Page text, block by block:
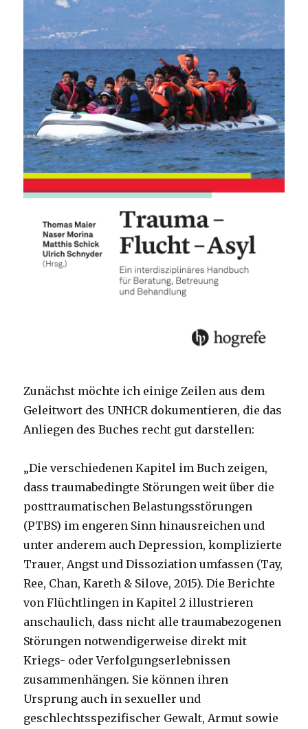
Zunächst möchte ich einige Zeilen aus dem
Geleitwort des UNHCR dokumentieren, die das
Anliegen des Buches recht gut darstellen:
„Die verschiedenen Kapitel im Buch zeigen,
dass traumabedingte Störungen weit über die
posttraumatischen Belastungsstörungen
(PTBS) im engeren Sinn hinausreichen und
unter anderem auch Depression, komplizierte
Trauer, Angst und Dissoziation umfassen (Tay,
Ree, Chan, Kareth & Silove, 2015). Die Berichte
von Flüchtlingen in Kapitel 2 illustrieren
anschaulich, dass nicht alle traumabezogenen
Störungen notwendigerweise direkt mit
Kriegs- oder Verfolgungserlebnissen
zusammenhängen. Sie können ihren
Ursprung auch in sexueller und
geschlechtsspezifischer Gewalt, Armut sowie